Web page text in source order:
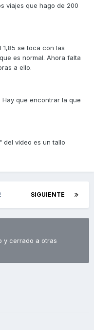
viajes que hago de 200
1,85 se toca con las
es normal. Ahora falta
a ello.
que encontrar la que
del video es un tallo
SIGUIENTE
y cerrado a otras